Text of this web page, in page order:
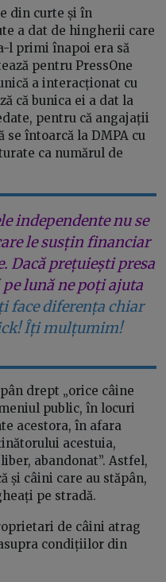
din curte și în
a dat de hingherii care
l primi înapoi era să
pentru PressOne
a interacționat cu
că bunica ei a dat la
pentru că angajații
întoarcă la DMPA cu
ca numărul de
independente nu se
le susțin financiar
Dacă prețuiești presa
lună ne poți ajuta
face diferența chiar
Îți mulțumim!
drept „orice câine
public, în locuri
acestora, în afara
acestuia,
abandonat”. Astfel,
și câini care au stăpân,
pe stradă.
de câini atrag
condițiilor din